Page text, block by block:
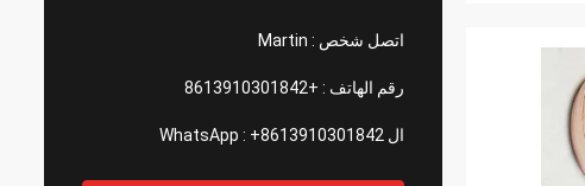
اتصل شخص : Martin
رقم الهاتف : +8613910301842
ال WhatsApp : +8613910301842